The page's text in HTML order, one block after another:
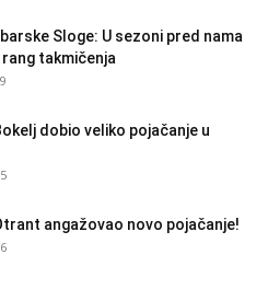
Sloge: U sezoni pred nama
takmičenja
dobio veliko pojačanje u
angažovao novo pojačanje!